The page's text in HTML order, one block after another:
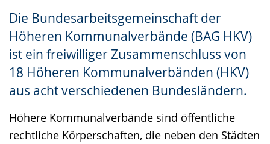
Die Bundesarbeitsgemeinschaft der
Höheren Kommunalverbände (BAG HKV)
ist ein freiwilliger Zusammenschluss von
18 Höheren Kommunalverbänden (HKV)
aus acht verschiedenen Bundesländern.
Höhere Kommunalverbände sind öffentliche
rechtliche Körperschaften, die neben den Städten
wird
angezeigt.